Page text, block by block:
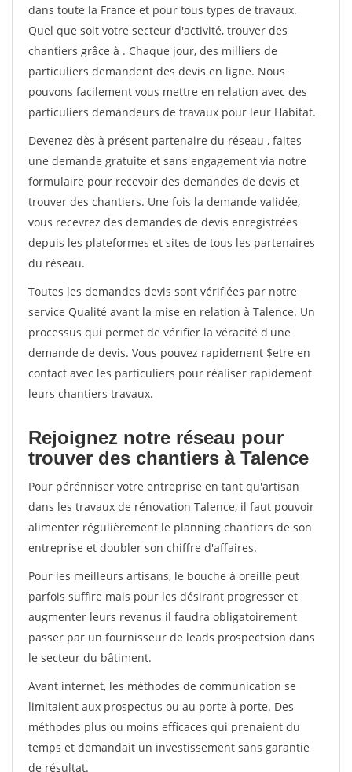
dans toute la France et pour tous types de travaux.
Quel que soit votre secteur d'activité, trouver des
chantiers grâce à . Chaque jour, des milliers de
particuliers demandent des devis en ligne. Nous
pouvons facilement vous mettre en relation avec des
particuliers demandeurs de travaux pour leur Habitat.
Devenez dès à présent partenaire du réseau , faites
une demande gratuite et sans engagement via notre
formulaire pour recevoir des demandes de devis et
trouver des chantiers. Une fois la demande validée,
vous recevrez des demandes de devis enregistrées
depuis les plateformes et sites de tous les partenaires
du réseau.
Toutes les demandes devis sont vérifiées par notre
service Qualité avant la mise en relation à Talence. Un
processus qui permet de vérifier la véracité d'une
demande de devis. Vous pouvez rapidement $etre en
contact avec les particuliers pour réaliser rapidement
leurs chantiers travaux.
Rejoignez notre réseau pour
trouver des chantiers à Talence
Pour pérénniser votre entreprise en tant qu'artisan
dans les travaux de rénovation Talence, il faut pouvoir
alimenter régulièrement le planning chantiers de son
entreprise et doubler son chiffre d'affaires.
Pour les meilleurs artisans, le bouche à oreille peut
parfois suffire mais pour les désirant progresser et
augmenter leurs revenus il faudra obligatoirement
passer par un fournisseur de leads prospectsion dans
le secteur du bâtiment.
Avant internet, les méthodes de communication se
limitaient aux prospectus ou au porte à porte. Des
méthodes plus ou moins efficaces qui prenaient du
temps et demandait un investissement sans garantie
de résultat.